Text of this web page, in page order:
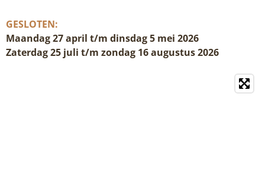
GESLOTEN:
Maandag 27 april t/m dinsdag 5 mei 2026
Zaterdag 25 juli t/m zondag 16 augustus 2026